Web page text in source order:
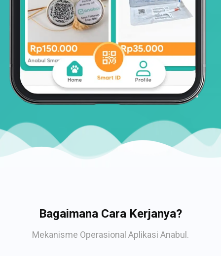
Bagaimana Cara Kerjanya?
Mekanisme Operasional Aplikasi Anabul.